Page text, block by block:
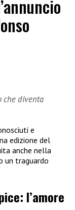
che diventa
e
edizione del
anche nella
un traguardo
l’amore